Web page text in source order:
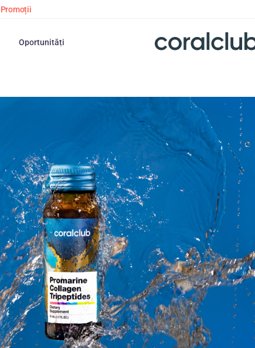
Promoții
Oportunități